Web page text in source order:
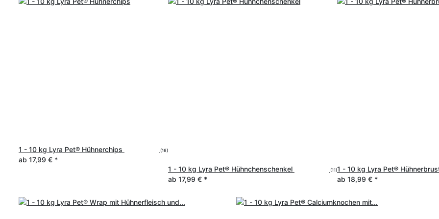
1 - 10 kg Lyra Pet® Hühnerchips (16)
ab 17,99 € *
1 - 10 kg Lyra Pet® Hühnchenschenkel
(11)
ab 17,99 € *
1 - 10 kg Lyra Pet®
ab 18,99 € *